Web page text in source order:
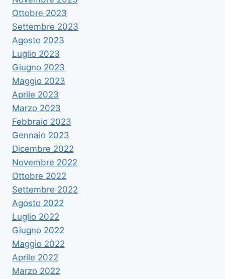
Ottobre 2023
Settembre 2023
Agosto 2023
Luglio 2023
Giugno 2023
Maggio 2023
Aprile 2023
Marzo 2023
Febbraio 2023
Gennaio 2023
Dicembre 2022
Novembre 2022
Ottobre 2022
Settembre 2022
Agosto 2022
Luglio 2022
Giugno 2022
Maggio 2022
Aprile 2022
Marzo 2022